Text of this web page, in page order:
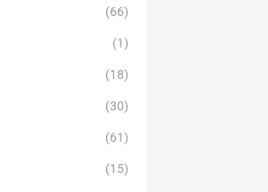
(66)
(1)
(18)
(30)
(61)
(15)